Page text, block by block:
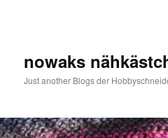
nowaks
Just another Blogs der